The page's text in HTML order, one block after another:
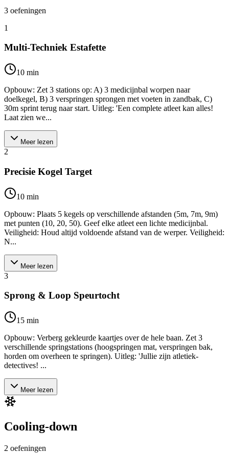
3 oefeningen
1
Multi-Techniek Estafette
10 min
Opbouw: Zet 3 stations op: A) 3 medicijnbal worpen naar
doelkegel, B) 3 verspringen sprongen met voeten in zandbak, C)
30m sprint terug naar start. Uitleg: 'Een complete atleet kan alles!
Laat zien we...
Meer lezen
2
Precisie Kogel Target
10 min
Opbouw: Plaats 5 kegels op verschillende afstanden (5m, 7m, 9m)
met punten (10, 20, 50). Geef elke atleet een lichte medicijnbal.
Veiligheid: Houd altijd voldoende afstand van de werper. Veiligheid:
N...
Meer lezen
3
Sprong & Loop Speurtocht
15 min
Opbouw: Verberg gekleurde kaartjes over de hele baan. Zet 3
verschillende springstations (hoogspringen mat, verspringen bak,
horden om overheen te springen). Uitleg: 'Jullie zijn atletiek-
detectives! ...
Meer lezen
Cooling-down
2 oefeningen